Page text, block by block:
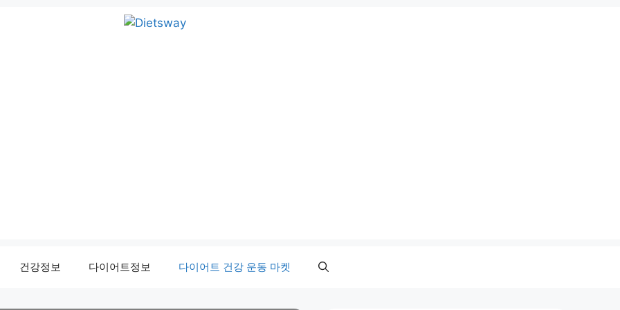
건강정보 다이어트정보 다이어트 건강 운동 마켓